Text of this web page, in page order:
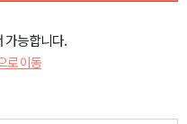
가능합니다.
로 이동